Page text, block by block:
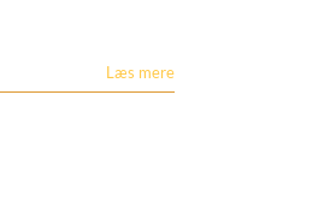
Læs mere